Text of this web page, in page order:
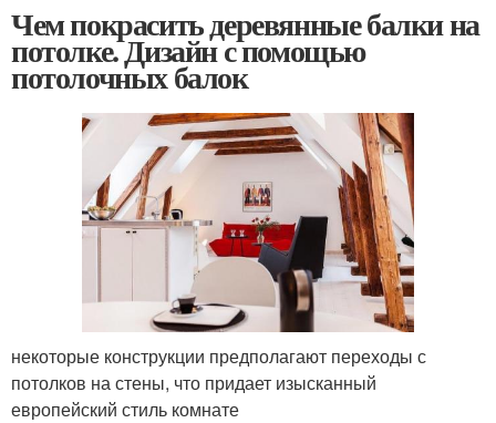
Чем покрасить деревянные балки на
потолке. Дизайн с помощью
потолочных балок
некоторые конструкции предполагают переходы с
потолков на стены, что придает изысканный
европейский стиль комнате